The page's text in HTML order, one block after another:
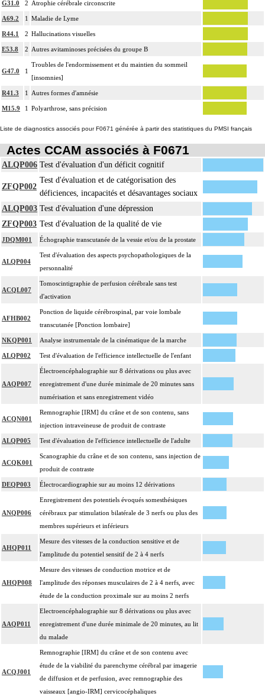
G31.0 2 Atrophie cérébrale circonscrite
A69.2 1 Maladie de Lyme
R44.1 2 Hallucinations visuelles
E53.8 2 Autres avitaminoses précisées du groupe B
G47.0 1
Troubles de l'endormissement et du maintien du sommeil
[insomnies]
R41.3 1 Autres formes d'amnésie
M15.9 1 Polyarthrose, sans précision
Liste de diagnostics associés pour F0671 générée à partir des statistiques du PMSI français
Actes CCAM associés à F0671
ALQP006 Test d'évaluation d'un déficit cognitif
ZFQP002
Test d'évaluation et de catégorisation des
déficiences, incapacités et désavantages sociaux
ALQP003 Test d'évaluation d'une dépression
ZFQP003 Test d'évaluation de la qualité de vie
JDQM001 Échographie transcutanée de la vessie et/ou de la prostate
ALQP004
Test d'évaluation des aspects psychopathologiques de la
personnalité
ACQL007
Tomoscintigraphie de perfusion cérébrale sans test
d'activation
AFHB002
Ponction de liquide cérébrospinal, par voie lombale
transcutanée [Ponction lombaire]
NKQP001 Analyse instrumentale de la cinématique de la marche
ALQP002 Test d'évaluation de l'efficience intellectuelle de l'enfant
AAQP007
Électroencéphalographie sur 8 dérivations ou plus avec
enregistrement d'une durée minimale de 20 minutes sans
numérisation et sans enregistrement vidéo
ACQN001
Remnographie [IRM] du crâne et de son contenu, sans
injection intraveineuse de produit de contraste
ALQP005 Test d'évaluation de l'efficience intellectuelle de l'adulte
ACQK001
Scanographie du crâne et de son contenu, sans injection de
produit de contraste
DEQP003 Électrocardiographie sur au moins 12 dérivations
ANQP006
Enregistrement des potentiels évoqués somesthésiques
cérébraux par stimulation bilatérale de 3 nerfs ou plus des
membres supérieurs et inférieurs
AHQP011
Mesure des vitesses de la conduction sensitive et de
l'amplitude du potentiel sensitif de 2 à 4 nerfs
AHQP008
Mesure des vitesses de conduction motrice et de
l'amplitude des réponses musculaires de 2 à 4 nerfs, avec
étude de la conduction proximale sur au moins 2 nerfs
AAQP011
Electroencéphalographie sur 8 dérivations ou plus avec
enregistrement d'une durée minimale de 20 minutes, au lit
du malade
ACQJ001
Remnographie [IRM] du crâne et de son contenu avec
étude de la viabilité du parenchyme cérébral par imagerie
de diffusion et de perfusion, avec remnographie des
vaisseaux [angio-IRM] cervicocéphaliques